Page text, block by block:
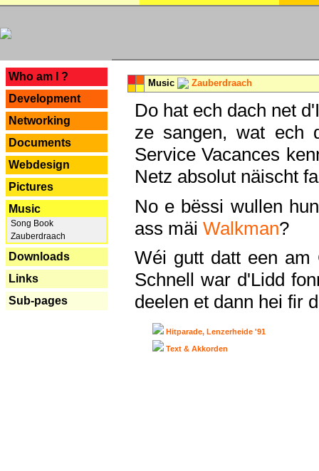
Who am I ?
Development
Networking
Documents
Webdesign
Pictures
Music
Song Book
Zauberdraach
Downloads
Links
Sub-pages
Music Zauberdraach
Do hat ech dach net
ze sangen, wat ech
Service Vacances
Netz absolut näischt
No e bëssi wullen
ass mäi Walkman?
Wéi gutt datt een am
Schnell war d'Lidd
deelen et dann hei fir
Hitparade, Lenzerheide '91
Text & Akkorden